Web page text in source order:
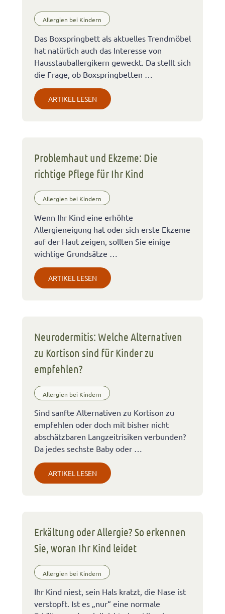
Allergien bei Kindern
Das Boxspringbett als aktuelles Trendmöbel
hat natürlich auch das Interesse von
Hausstauballergikern geweckt. Da stellt sich
die Frage, ob Boxspringbetten …
ARTIKEL LESEN
Problemhaut und Ekzeme: Die
richtige Pflege für Ihr Kind
Allergien bei Kindern
Wenn Ihr Kind eine erhöhte
Allergieneigung hat oder sich erste Ekzeme
auf der Haut zeigen, sollten Sie einige
wichtige Grundsätze …
ARTIKEL LESEN
Neurodermitis: Welche Alternativen
zu Kortison sind für Kinder zu
empfehlen?
Allergien bei Kindern
Sind sanfte Alternativen zu Kortison zu
empfehlen oder doch mit bisher nicht
abschätzbaren Langzeitrisiken verbunden?
Da jedes sechste Baby oder …
ARTIKEL LESEN
Erkältung oder Allergie? So erkennen
Sie, woran Ihr Kind leidet
Allergien bei Kindern
Ihr Kind niest, sein Hals kratzt, die Nase ist
verstopft. Ist es „nur“ eine normale